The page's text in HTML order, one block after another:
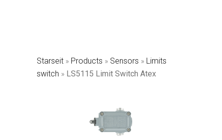
Starseit » Products » Sensors » Limits
switch » LS5115 Limit Switch Atex